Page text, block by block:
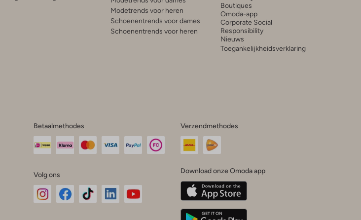
Modetrends voor heren
Schoenentrends voor dames
Schoenentrends voor heren
Boutiques
Omoda-app
Corporate Social
Responsibility
Nieuws
Toegankelijkheidsverklaring
Betaalmethodes
Volg ons
Verzendmethodes
Download onze Omoda app